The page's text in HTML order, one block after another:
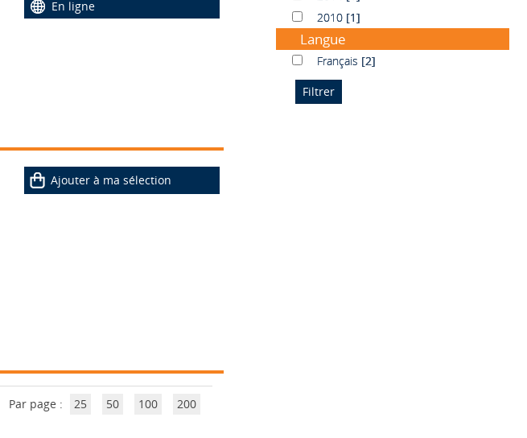
En ligne
Ajouter à ma sélection
Par page : 25 50 100 200
20102010 [1]
Langue
FrançaisFrançais [2]